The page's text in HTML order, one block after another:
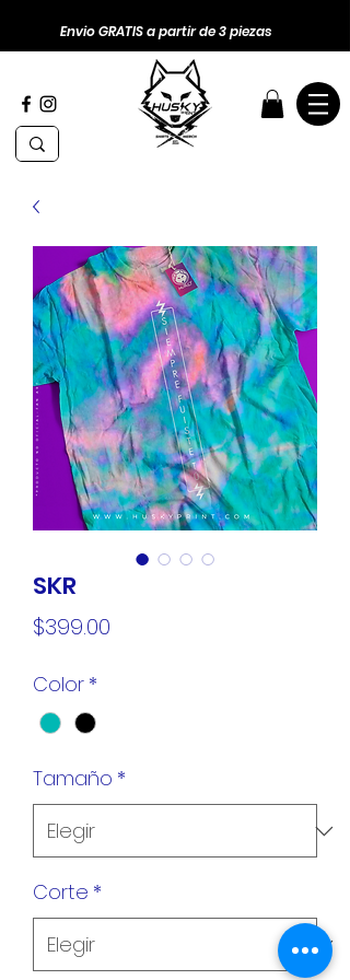
Envio GRATIS a partir de 3 piezas
SKR
$399.00
Color *
Tamaño *
Corte *